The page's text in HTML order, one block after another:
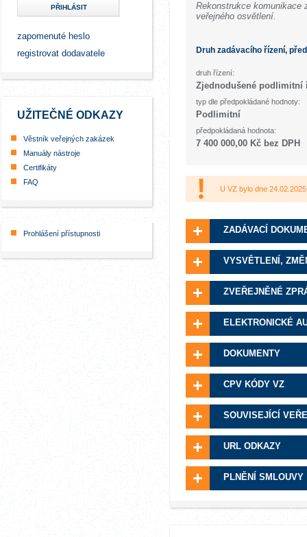
PŘIHLÁSIT
zapomenuté heslo
registrovat dodavatele
UŽITEČNÉ ODKAZY
Věstník veřejných zakázek
Manuály nástroje
Certifikáty
FAQ
Prohlášení přístupnosti
Rekonstrukce komunikace
veřejného osvětlení.
Druh zadávacího řízení,
druh řízení:
Zjednodušené podlimitní
typ dle předpokládané hodnoty:
Podlimitní
předpokládaná hodnota:
7 400 000,00 Kč bez DPH
U VZ bylo dne
ZADÁVACÍ
VYSVĚTLENÍ,
ZVEŘEJNĚNÉ
ELEKTRONICKÉ
DOKUMENTY
CPV KÓDY VZ
SOUVISEJÍCÍ
URL ODKAZY
PLNĚNÍ SMLOUVY